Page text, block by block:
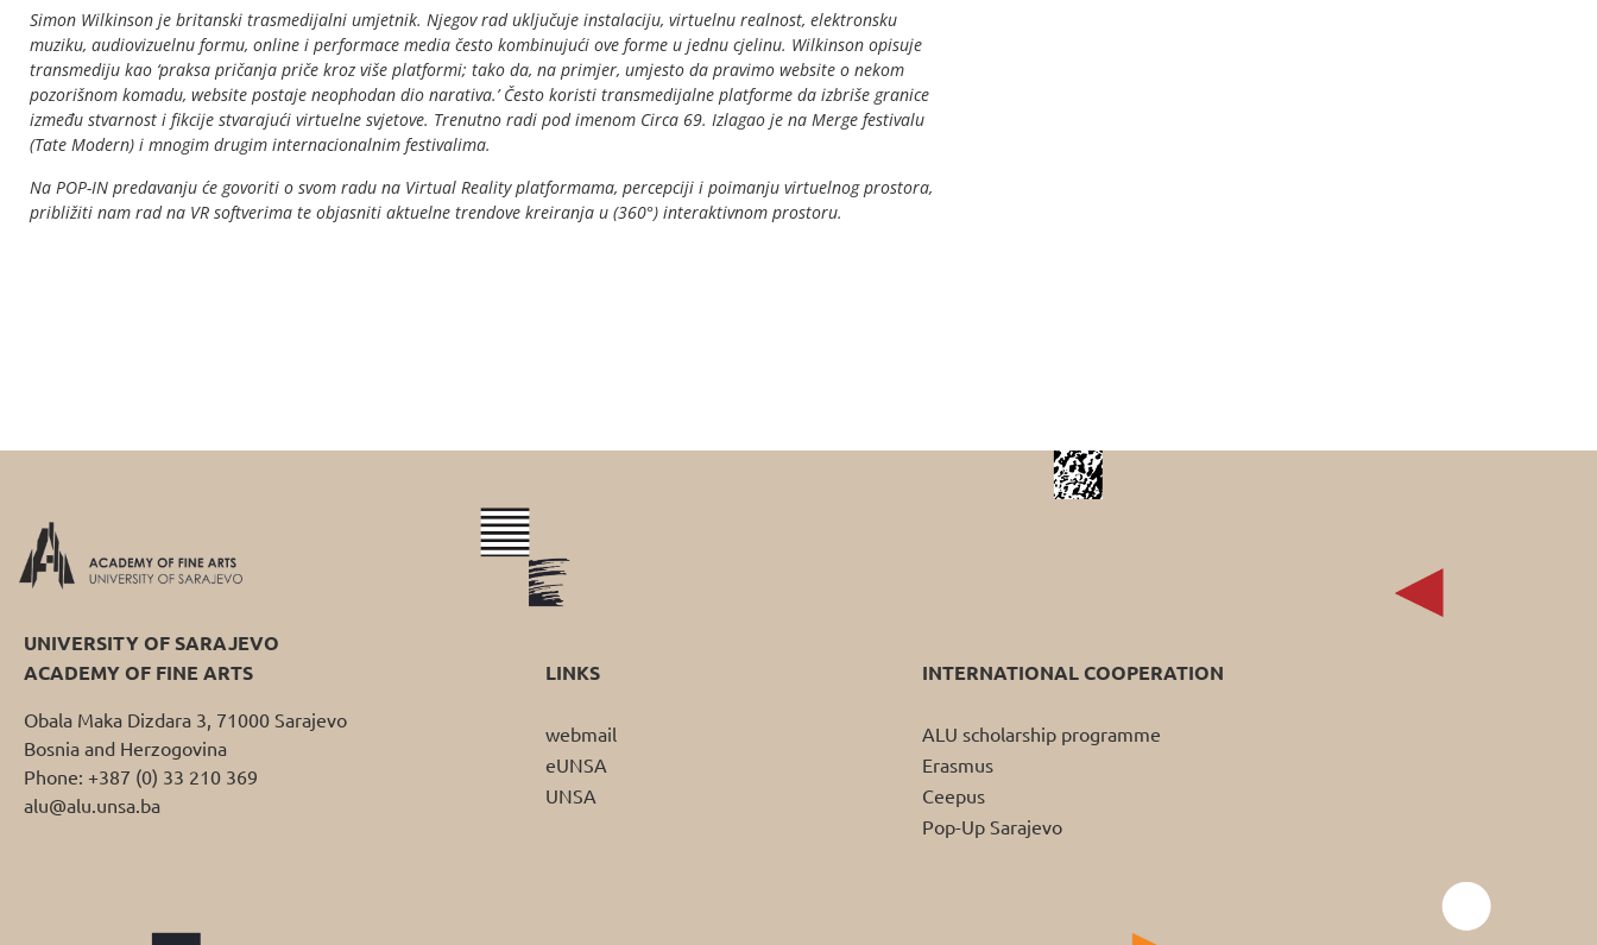
Simon Wilkinson je britanski trasmedijalni umjetnik. Njegov rad uključuje instalaciju, virtuelnu realnost, elektronsku
muziku, audiovizuelnu formu, online i performace media često kombinujući ove forme u jednu cjelinu. Wilkinson opisuje
transmediju kao ‘praksa pričanja priče kroz više platformi; tako da, na primjer, umjesto da pravimo website o nekom
pozorišnom komadu, website postaje neophodan dio narativa.’ Često koristi transmedijalne platforme da izbriše granice
između stvarnost i fikcije stvarajući virtuelne svjetove. Trenutno radi pod imenom Circa 69. Izlagao je na Merge festivalu
(Tate Modern) i mnogim drugim internacionalnim festivalima.
Na POP-IN predavanju će govoriti o svom radu na Virtual Reality platformama, percepciji i poimanju virtuelnog prostora,
približiti nam rad na VR softverima te objasniti aktuelne trendove kreiranja u (360°) interaktivnom prostoru.
UNIVERSITY OF SARAJEVO
ACADEMY OF FINE ARTS
Obala Maka Dizdara 3, 71000 Sarajevo
Bosnia and Herzogovina
Phone: +387 (0) 33 210 369
alu@alu.unsa.ba
LINKS
webmail
eUNSA
UNSA
INTERNATIONAL COOPERATION
ALU scholarship programme
Erasmus
Ceepus
Pop-Up Sarajevo